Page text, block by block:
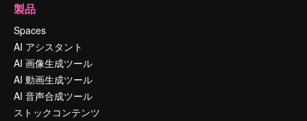
製品
Spaces
AI アシスタント
AI 画像生成ツール
AI 動画生成ツール
AI 音声合成ツール
ストックコンテンツ